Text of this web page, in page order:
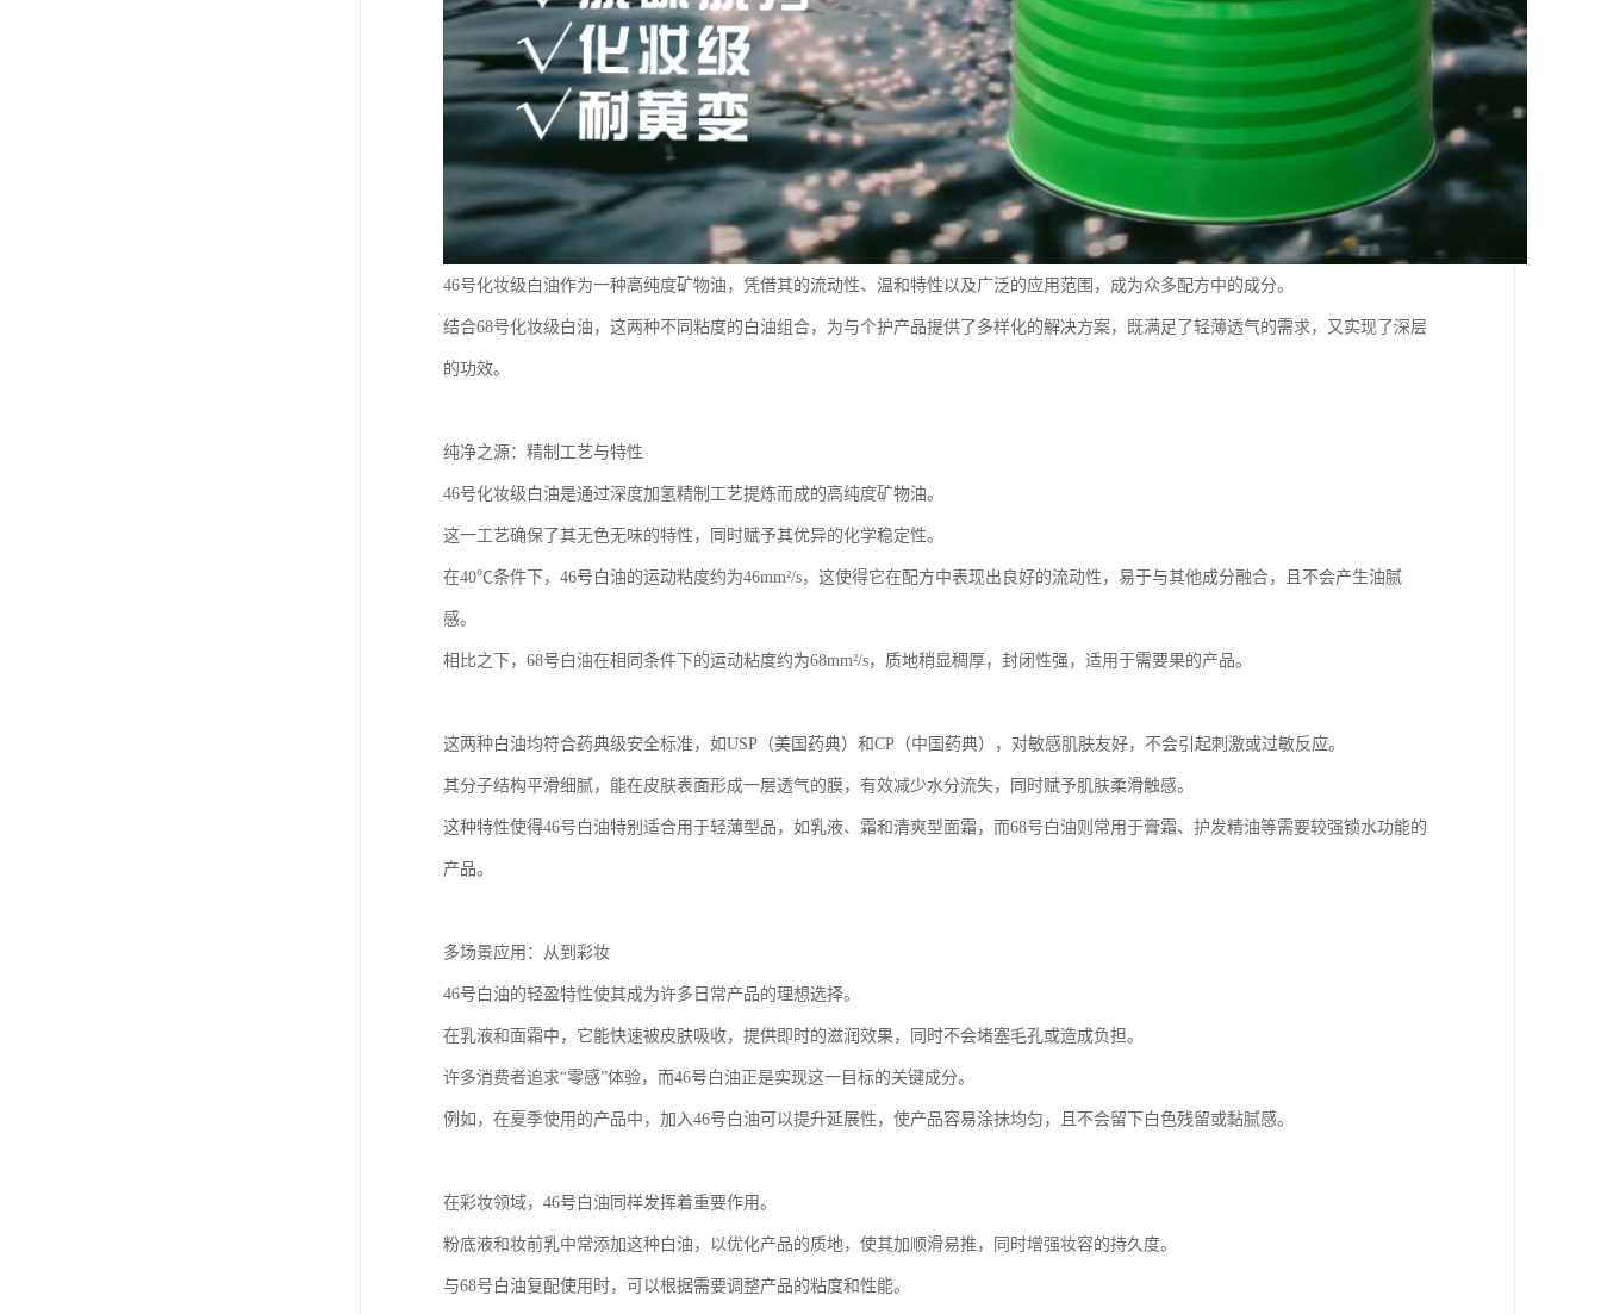
46号化妆级白油作为一种高纯度矿物油，凭借其的流动性、温和特性以及广泛的应用范围，成为众多配方中的成分。
结合68号化妆级白油，这两种不同粘度的白油组合，为与个护产品提供了多样化的解决方案，既满足了轻薄透气的需求，又实现了深层
的功效。
纯净之源：精制工艺与特性
46号化妆级白油是通过深度加氢精制工艺提炼而成的高纯度矿物油。
这一工艺确保了其无色无味的特性，同时赋予其优异的化学稳定性。
在40℃条件下，46号白油的运动粘度约为46mm²/s，这使得它在配方中表现出良好的流动性，易于与其他成分融合，且不会产生油腻
感。
相比之下，68号白油在相同条件下的运动粘度约为68mm²/s，质地稍显稠厚，封闭性强，适用于需要果的产品。
这两种白油均符合药典级安全标准，如USP（美国药典）和CP（中国药典），对敏感肌肤友好，不会引起刺激或过敏反应。
其分子结构平滑细腻，能在皮肤表面形成一层透气的膜，有效减少水分流失，同时赋予肌肤柔滑触感。
这种特性使得46号白油特别适合用于轻薄型品，如乳液、霜和清爽型面霜，而68号白油则常用于膏霜、护发精油等需要较强锁水功能的
产品。
多场景应用：从到彩妆
46号白油的轻盈特性使其成为许多日常产品的理想选择。
在乳液和面霜中，它能快速被皮肤吸收，提供即时的滋润效果，同时不会堵塞毛孔或造成负担。
许多消费者追求“零感”体验，而46号白油正是实现这一目标的关键成分。
例如，在夏季使用的产品中，加入46号白油可以提升延展性，使产品容易涂抹均匀，且不会留下白色残留或黏腻感。
在彩妆领域，46号白油同样发挥着重要作用。
粉底液和妆前乳中常添加这种白油，以优化产品的质地，使其加顺滑易推，同时增强妆容的持久度。
与68号白油复配使用时，可以根据需要调整产品的粘度和性能。